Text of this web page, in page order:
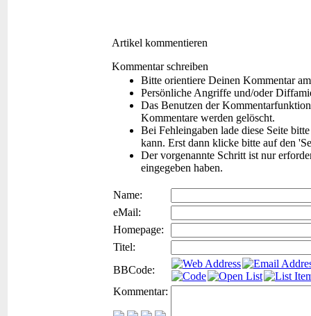
Artikel kommentieren
Kommentar schreiben
Bitte orientiere Deinen Kommentar
Persönliche Angriffe und/oder
Das Benutzen der
Kommentare werden gelöscht.
Bei Fehleingaben lade diese Seite
kann. Erst dann klicke bitte auf den
Der vorgenannte Schritt ist nur
eingegeben haben.
Name:
eMail:
Homepage:
Titel:
BBCode:
Kommentar: